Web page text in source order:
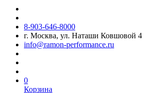
8-903-646-8000
г. Москва, ул. Наташи Ковшовой 4
info@ramon-performance.ru
0
Корзина